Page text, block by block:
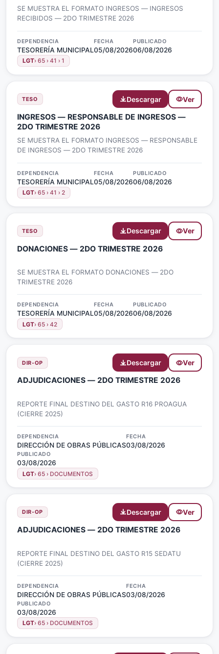
SE MUESTRA EL FORMATO INGRESOS — INGRESOS
RECIBIDOS — 2DO TRIMESTRE 2026
DEPENDENCIA
TESORERÍA MUNICIPAL
FECHA
05/08/2026
PUBLICADO
06/08/2026
LGT› 65 › 41 › 1
TESO Descargar Ver
INGRESOS — RESPONSABLE DE INGRESOS —
2DO TRIMESTRE 2026
SE MUESTRA EL FORMATO INGRESOS — RESPONSABLE
DE INGRESOS — 2DO TRIMESTRE 2026
DEPENDENCIA
TESORERÍA MUNICIPAL
FECHA
05/08/2026
PUBLICADO
06/08/2026
LGT› 65 › 41 › 2
TESO Descargar Ver
DONACIONES — 2DO TRIMESTRE 2026
SE MUESTRA EL FORMATO DONACIONES — 2DO
TRIMESTRE 2026
DEPENDENCIA
TESORERÍA MUNICIPAL
FECHA
05/08/2026
PUBLICADO
06/08/2026
LGT› 65 › 42
DIR-OP Descargar Ver
ADJUDICACIONES — 2DO TRIMESTRE 2026
REPORTE FINAL DESTINO DEL GASTO R16 PROAGUA
(CIERRE 2025)
DEPENDENCIA
DIRECCIÓN DE OBRAS PÚBLICAS
FECHA
03/08/2026
PUBLICADO
03/08/2026
LGT› 65 › DOCUMENTOS
DIR-OP Descargar Ver
ADJUDICACIONES — 2DO TRIMESTRE 2026
REPORTE FINAL DESTINO DEL GASTO R15 SEDATU
(CIERRE 2025)
DEPENDENCIA
DIRECCIÓN DE OBRAS PÚBLICAS
FECHA
03/08/2026
PUBLICADO
03/08/2026
LGT› 65 › DOCUMENTOS